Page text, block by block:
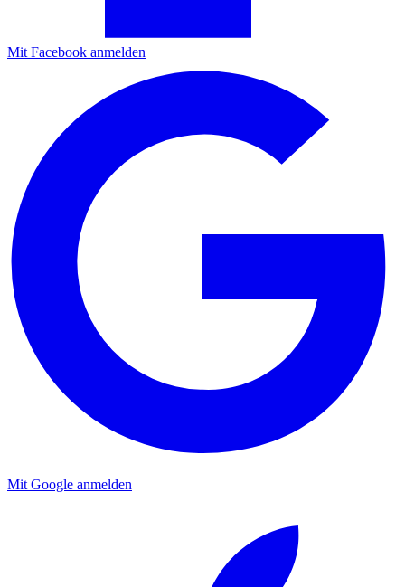
Mit Facebook anmelden
Mit Google anmelden